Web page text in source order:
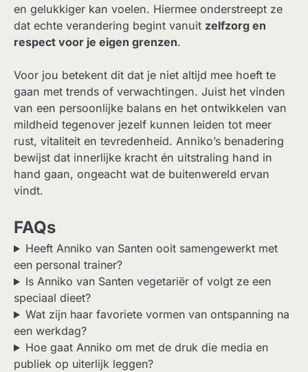
en gelukkiger kan voelen. Hiermee onderstreept ze
dat echte verandering begint vanuit zelfzorg en
respect voor je eigen grenzen.
Voor jou betekent dit dat je niet altijd mee hoeft te
gaan met trends of verwachtingen. Juist het vinden
van een persoonlijke balans en het ontwikkelen van
mildheid tegenover jezelf kunnen leiden tot meer
rust, vitaliteit en tevredenheid. Anniko’s benadering
bewijst dat innerlijke kracht én uitstraling hand in
hand gaan, ongeacht wat de buitenwereld ervan
vindt.
FAQs
Heeft Anniko van Santen ooit samengewerkt met
een personal trainer?
Is Anniko van Santen vegetariër of volgt ze een
speciaal dieet?
Wat zijn haar favoriete vormen van ontspanning na
een werkdag?
Hoe gaat Anniko om met de druk die media en
publiek op uiterlijk leggen?